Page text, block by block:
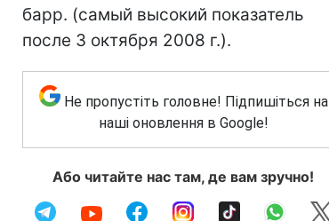
барр. (самый высокий показатель
после 3 октября 2008 г.).
Не пропустіть головне! Підпишіться на
наші оновлення в Google!
Або читайте нас там, де вам зручно!